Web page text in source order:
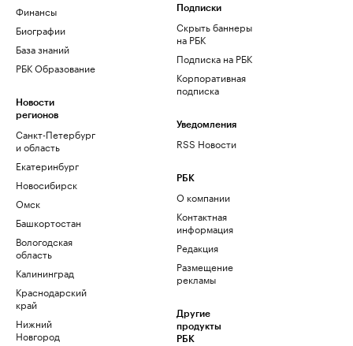
Финансы
Биографии
База знаний
РБК Образование
Новости
регионов
Санкт-Петербург
и область
Екатеринбург
Новосибирск
Омск
Башкортостан
Вологодская
область
Калининград
Краснодарский
край
Нижний
Новгород
Подписки
Скрыть баннеры
на РБК
Подписка на РБК
Корпоративная
подписка
Уведомления
RSS Новости
РБК
О компании
Контактная
информация
Редакция
Размещение
рекламы
Другие
продукты
РБК